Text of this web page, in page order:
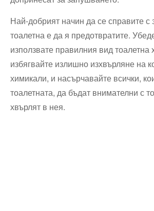
Най-добрият начин да се справите с
тоалетна е да я предотвратите.
използвате правилния вид тоалетна
избягвайте излишно изхвърляне на
химикали, и насърчавайте всички,
тоалетната, да бъдат внимателни с
хвърлят в нея.